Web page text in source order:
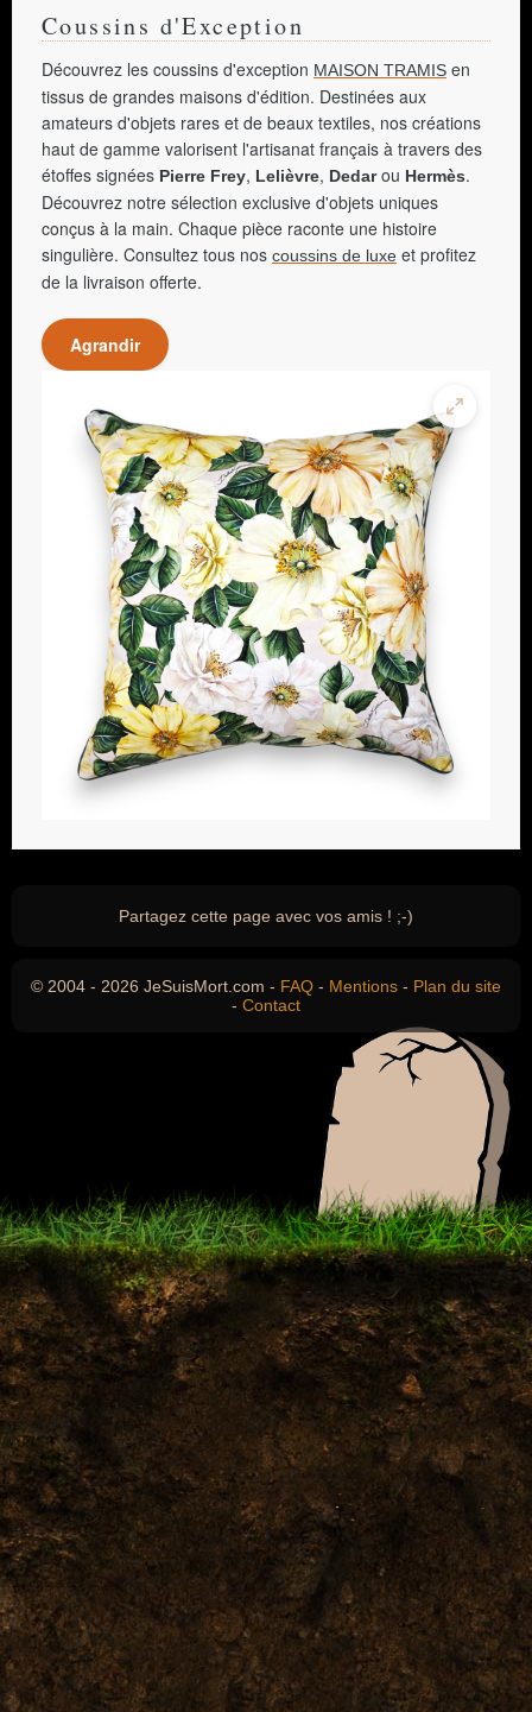
Coussins d'Exception
Découvrez les coussins d'exception MAISON TRAMIS en
tissus de grandes maisons d'édition. Destinées aux
amateurs d'objets rares et de beaux textiles, nos créations
haut de gamme valorisent l'artisanat français à travers des
étoffes signées Pierre Frey, Lelièvre, Dedarou Hermès.
Découvrez notre sélection exclusive d'objets uniques
conçus à la main. Chaque pièce raconte une histoire
singulière. Consultez tous nos coussins de luxe et profitez
de la livraison offerte.
Agrandir
Partagez cette page avec vos amis ! ;-)
© 2004 - 2026 JeSuisMort.com - FAQ - Mentions - Plan du site
- Contact